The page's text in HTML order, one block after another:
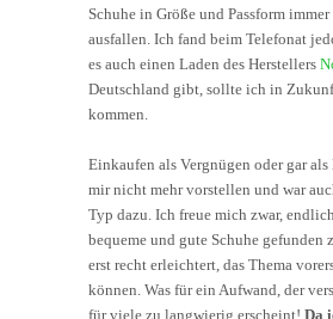
Schuhe in Größe und Passform
ausfallen. Ich fand beim Telefonat
es auch einen Laden des Herstellers
Deutschland gibt, sollte ich in
kommen.
Einkaufen als Vergnügen oder gar
mir nicht mehr vorstellen und war
Typ dazu. Ich freue mich zwar,
bequeme und gute Schuhe gefunden
erst recht erleichtert, das Thema
können. Was für ein Aufwand, der
für viele zu langwierig erscheint! Da